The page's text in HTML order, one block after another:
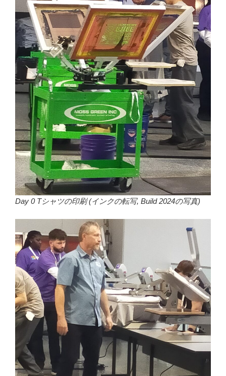
Day 0 Tシャツの印刷 (インクの転写, Build 2024の写真)